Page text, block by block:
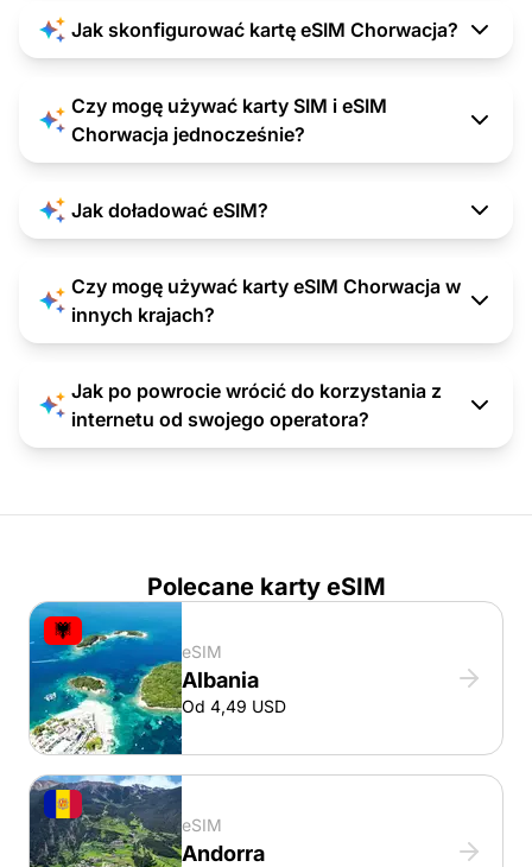
Jak skonfigurować kartę eSIM Chorwacja?
Czy mogę używać karty SIM i eSIM
Chorwacja jednocześnie?
Jak doładować eSIM?
Czy mogę używać karty eSIM Chorwacja w
innych krajach?
Jak po powrocie wrócić do korzystania z
internetu od swojego operatora?
Polecane karty eSIM
eSIM
Albania
Od 4,49 USD
eSIM
Andorra